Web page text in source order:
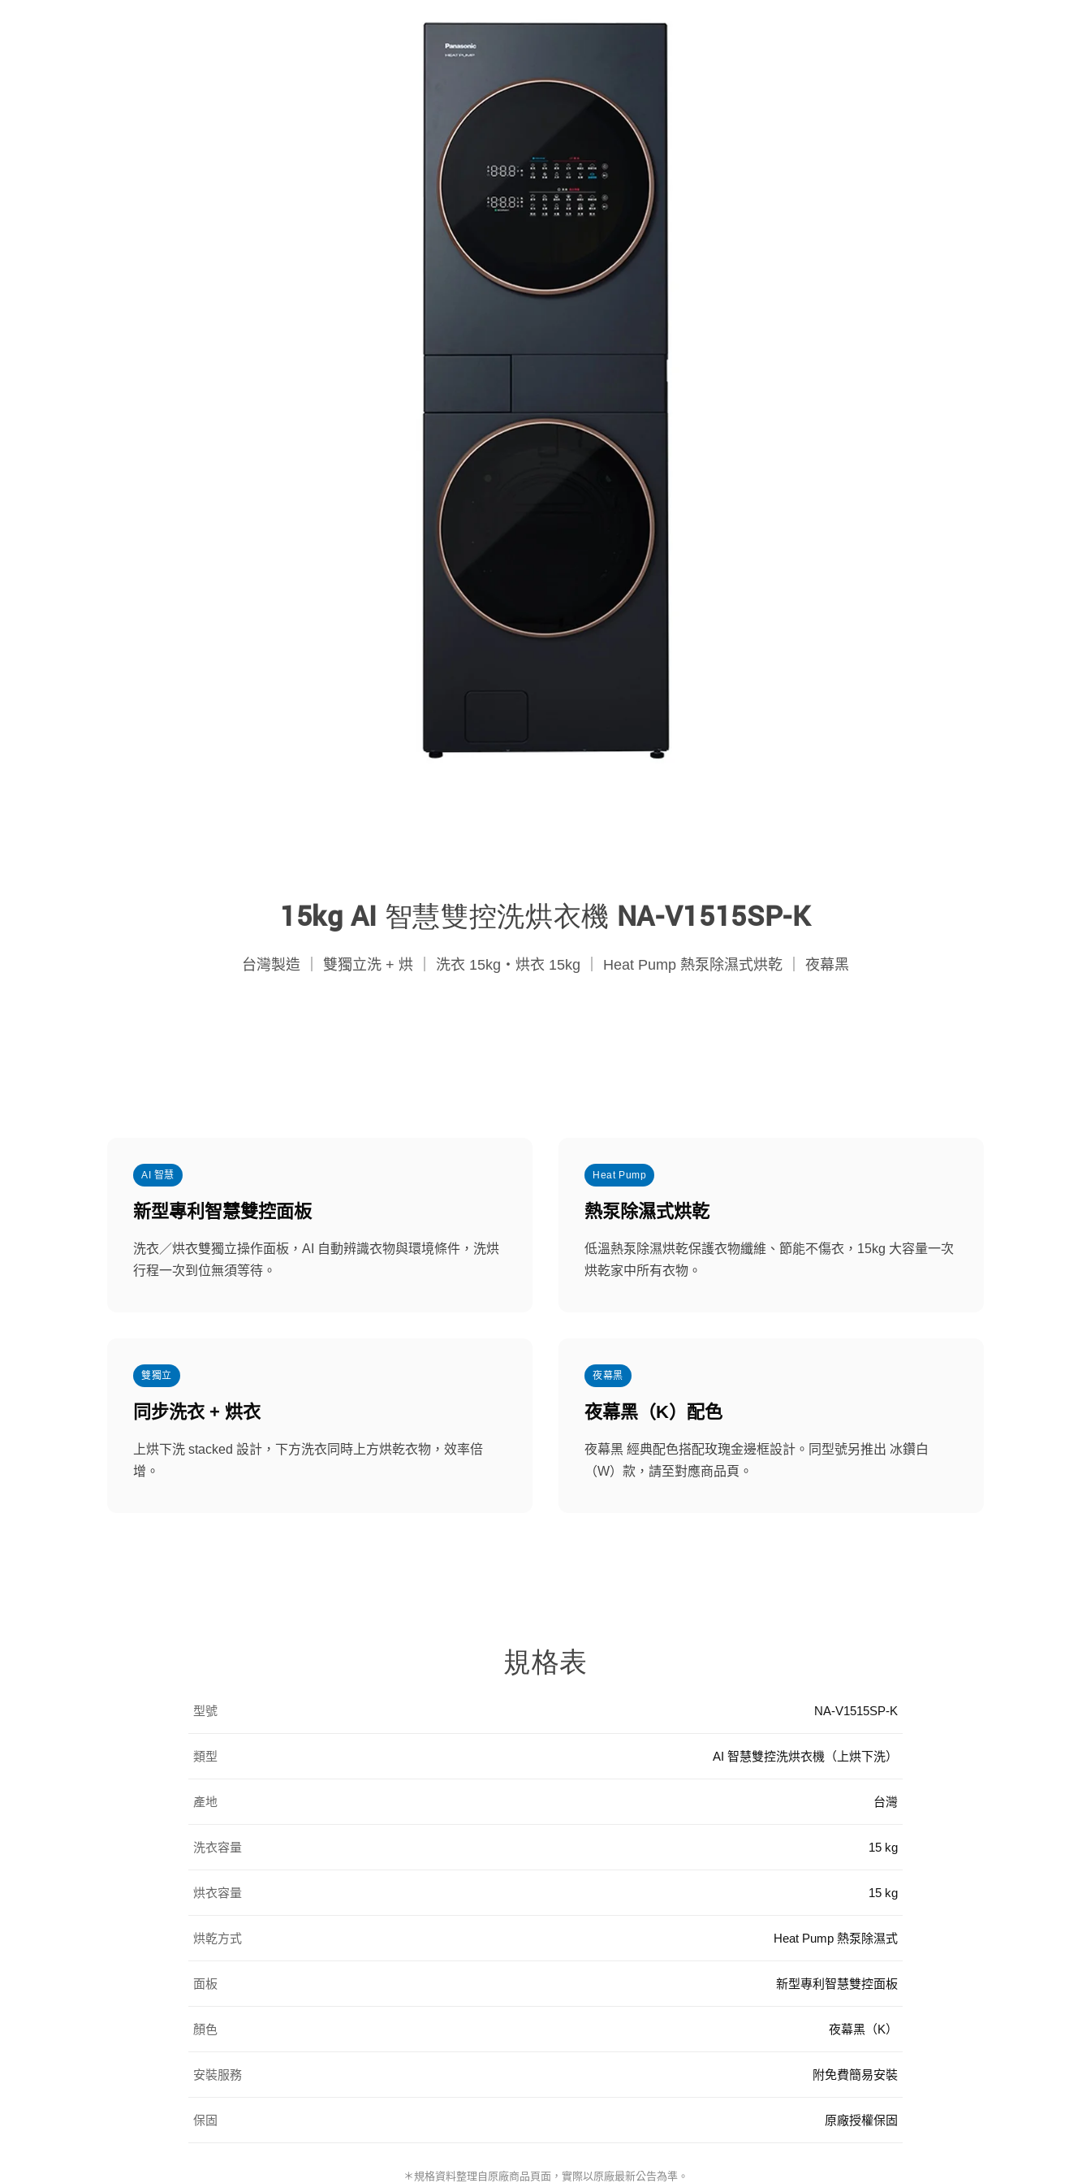
15kg AI 智慧雙控洗烘衣機 NA-V1515SP-K
台灣製造 ｜ 雙獨立洗 + 烘 ｜ 洗衣 15kg・烘衣 15kg ｜ Heat Pump 熱泵除濕式烘乾 ｜ 夜幕黑
AI 智慧
新型專利智慧雙控面板
洗衣／烘衣雙獨立操作面板，AI 自動辨識衣物與環境條件，洗烘
行程一次到位無須等待。
Heat Pump
熱泵除濕式烘乾
低溫熱泵除濕烘乾保護衣物纖維、節能不傷衣，15kg 大容量一次
烘乾家中所有衣物。
雙獨立
同步洗衣 + 烘衣
上烘下洗 stacked 設計，下方洗衣同時上方烘乾衣物，效率倍
增。
夜幕黑
夜幕黑（K）配色
夜幕黑 經典配色搭配玫瑰金邊框設計。同型號另推出 冰鑽白
（W）款，請至對應商品頁。
規格表
型號 NA-V1515SP-K
類型 AI 智慧雙控洗烘衣機（上烘下洗）
產地 台灣
洗衣容量 15 kg
烘衣容量 15 kg
烘乾方式 Heat Pump 熱泵除濕式
面板 新型專利智慧雙控面板
顏色 夜幕黑（K）
安裝服務 附免費簡易安裝
保固 原廠授權保固
＊規格資料整理自原廠商品頁面，實際以原廠最新公告為準。